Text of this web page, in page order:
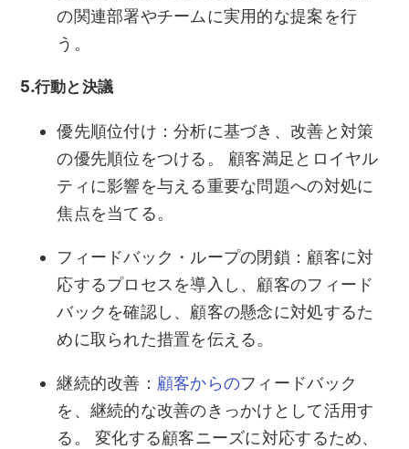
の関連部署やチームに実用的な提案を行
う。
5.行動と決議
優先順位付け：分析に基づき、改善と対策
の優先順位をつける。 顧客満足とロイヤル
ティに影響を与える重要な問題への対処に
焦点を当てる。
フィードバック・ループの閉鎖：顧客に対
応するプロセスを導入し、顧客のフィード
バックを確認し、顧客の懸念に対処するた
めに取られた措置を伝える。
継続的改善： 顧客からのフィードバック
を、継続的な改善のきっかけとして活用す
る。 変化する顧客ニーズに対応するため、